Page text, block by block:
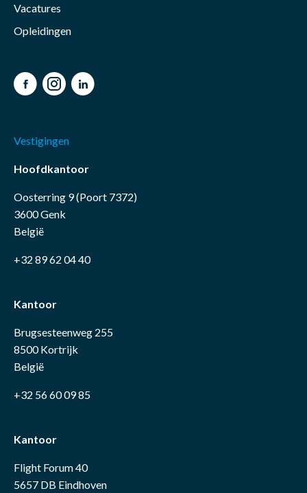
Vacatures
Opleidingen
FacebookInstagramLinkedIn
Vestigingen
Hoofdkantoor
Oosterring 9 (Poort 7372)
3600 Genk
België
+32 89 62 04 40
Kantoor
Brugsesteenweg 255
8500 Kortrijk
België
+32 56 60 09 85
Kantoor
Flight Forum 40
5657 DB Eindhoven